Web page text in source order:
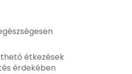
étkezések
érdekében